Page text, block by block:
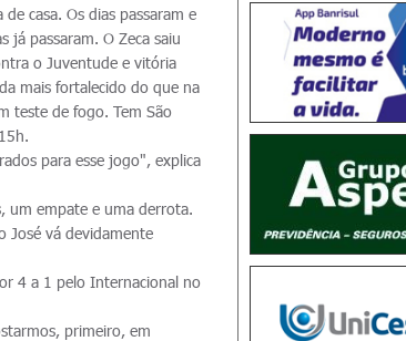
casa. Os dias passaram e
já passaram. O Zeca saiu
o Juventude e vitória
mais fortalecido do que na
teste de fogo. Tem São
para esse jogo", explica
um empate e uma derrota.
José vá devidamente
4 a 1 pelo Internacional no
primeiro, em